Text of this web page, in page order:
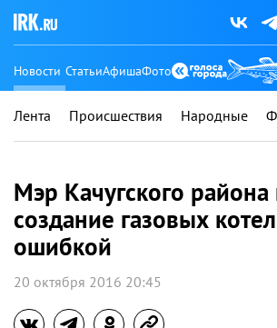
Новости СтатьиАфишаФото
Лента Происшествия Народные
Мэр Качугского района
создание газовых
ошибкой
20 октября 2016 20:45